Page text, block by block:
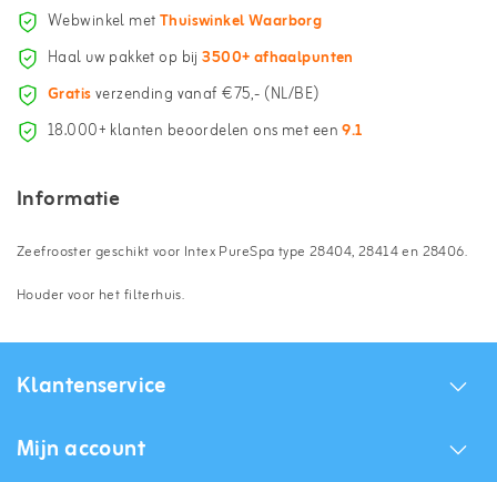
Webwinkel metThuiswinkel Waarborg
Haal uw pakket op bij3500+ afhaalpunten
Gratisverzending vanaf €75,- (NL/BE)
18.000+ klanten beoordelen ons met een9.1
Informatie
Zeefrooster geschikt voor Intex PureSpa type 28404, 28414 en 28406.
Houder voor het filterhuis.
Klantenservice
Mijn account